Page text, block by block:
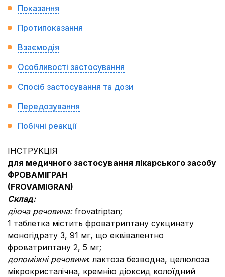
Показання
Протипоказання
Взаємодія
Особливості застосування
Спосіб застосування та дози
Передозування
Побічні реакції
ІНСТРУКЦІЯ
для медичного застосування лікарського засобу
ФРОВАМІГРАН
(FROVAMIGRAN)
Склад:
діюча речовина: frovatriptan;
1 таблетка містить фроватриптану сукцинату
моногідрату 3, 91 мг, що еквівалентно
фроватриптану 2, 5 мг;
допоміжні речовини: лактоза безводна, целюлоза
мікрокристалічна, кремнію діоксид колоїдний